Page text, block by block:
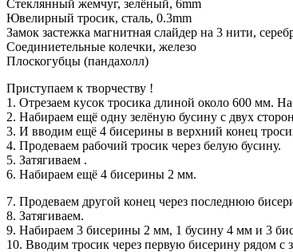
Стеклянный жемчуг, зелёный, 6mm
Ювелирный тросик, сталь, 0.3mm
Замок застежка магнитная слайдер на 3 нити,
Соединиетельные колечки, железо
Плоскогубцы (пандахолл)
Приступаем к творчеству !
1. Отрезаем кусок тросика длиной около 600 мм.
2. Набираем ещё одну зелёную бусину с двух
3. И вводим ещё 4 бисерины в верхний конец
4. Продеваем рабочий тросик через белую бусину.
5. Затягиваем .
6. Набираем ещё 4 бисерины 2 мм.
7. Продеваем другой конец через последнюю
8. Затягиваем.
9. Набираем 3 бисерины 2 мм, 1 бусину 4 мм и 3
10. Вводим тросик через первую бисерину рядом с